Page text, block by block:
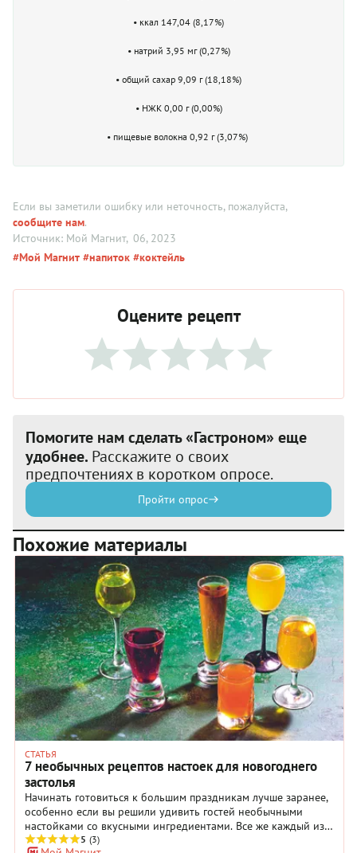
• ккал 147,04 (8,17%)
• натрий 3,95 мг (0,27%)
• общий сахар 9,09 г (18,18%)
• НЖК 0,00 г (0,00%)
• пищевые волокна 0,92 г (3,07%)
Если вы заметили ошибку или неточность, пожалуйста,
сообщите нам.
Источник: Мой Магнит, 06, 2023
#Мой Магнит #напиток #коктейль
Оцените рецепт
Помогите нам сделать «Гастроном» еще
удобнее. Расскажите о своих
предпочтениях в коротком опросе.
Пройти опрос
Похожие материалы
СТАТЬЯ
7 необычных рецептов настоек для новогоднего
застолья
Начинать готовиться к большим праздникам лучше заранее,
особенно если вы решили удивить гостей необычными
настойками со вкусными ингредиентами. Все же каждый из
подобных напитков требует время — от нескольких дней до
5 (3)